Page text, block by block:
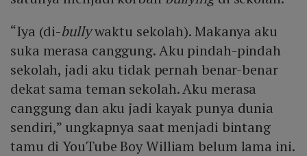
“Iya (di-bullywaktu sekolah). Makanya aku
suka merasa canggung. Aku pindah-pindah
sekolah, jadi aku tidak pernah benar-benar
dekat sama teman sekolah. Aku merasa
canggung dan aku jadi kayak punya dunia
sendiri,” ungkapnya saat menjadi bintang
tamu di YouTube Boy William belum lama ini.